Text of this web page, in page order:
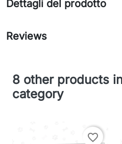
Dettagli del prodotto
Reviews
8 other products
category
favorite_border